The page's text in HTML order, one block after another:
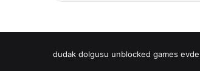
dudak dolgusu unblocked games